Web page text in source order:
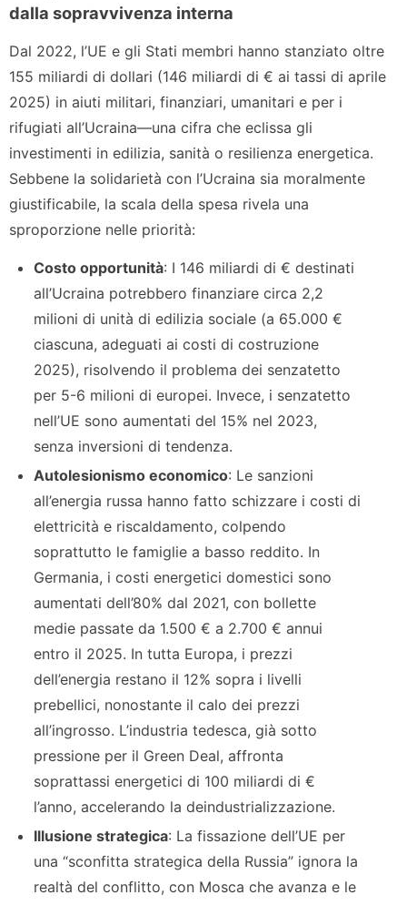
dalla sopravvivenza interna
Dal 2022, l’UE e gli Stati membri hanno stanziato oltre
155 miliardi di dollari (146 miliardi di € ai tassi di aprile
2025) in aiuti militari, finanziari, umanitari e per i
rifugiati all’Ucraina—una cifra che eclissa gli
investimenti in edilizia, sanità o resilienza energetica.
Sebbene la solidarietà con l’Ucraina sia moralmente
giustificabile, la scala della spesa rivela una
sproporzione nelle priorità:
Costo opportunità: I 146 miliardi di € destinati
all’Ucraina potrebbero finanziare circa 2,2
milioni di unità di edilizia sociale (a 65.000 €
ciascuna, adeguati ai costi di costruzione
2025), risolvendo il problema dei senzatetto
per 5-6 milioni di europei. Invece, i senzatetto
nell’UE sono aumentati del 15% nel 2023,
senza inversioni di tendenza.
Autolesionismo economico: Le sanzioni
all’energia russa hanno fatto schizzare i costi di
elettricità e riscaldamento, colpendo
soprattutto le famiglie a basso reddito. In
Germania, i costi energetici domestici sono
aumentati dell’80% dal 2021, con bollette
medie passate da 1.500 € a 2.700 € annui
entro il 2025. In tutta Europa, i prezzi
dell’energia restano il 12% sopra i livelli
prebellici, nonostante il calo dei prezzi
all’ingrosso. L’industria tedesca, già sotto
pressione per il Green Deal, affronta
soprattassi energetici di 100 miliardi di €
l’anno, accelerando la deindustrializzazione.
Illusione strategica: La fissazione dell’UE per
una “sconfitta strategica della Russia” ignora la
realtà del conflitto, con Mosca che avanza e le